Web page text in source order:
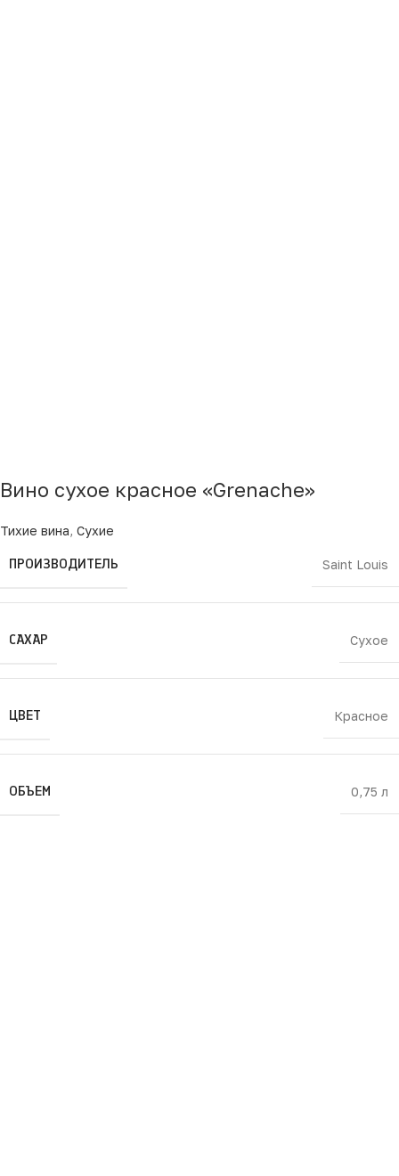
Вино сухое красное «Grenache»
Тихие вина, Сухие
ПРОИЗВОДИТЕЛЬ Saint Louis
САХАР Сухое
ЦВЕТ Красное
ОБЪЕМ 0,75 л